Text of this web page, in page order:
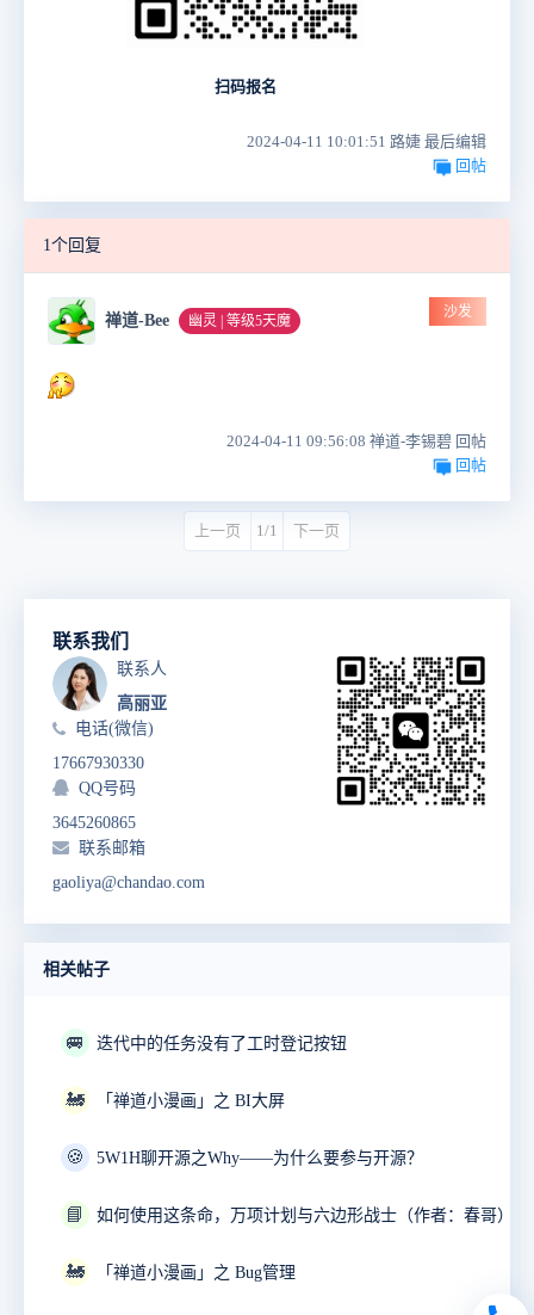
扫码报名
2024-04-11 10:01:51 路婕 最后编辑
回帖
1个回复
禅道-Bee 幽灵 | 等级5天魔
沙发
2024-04-11 09:56:08 禅道-李锡碧 回帖
回帖
上一页 1/1 下一页
联系我们
联系人
高丽亚
电话(微信)
17667930330
QQ号码
3645260865
联系邮箱
gaoliya@chandao.com
相关帖子
🚐 迭代中的任务没有了工时登记按钮
🚂 「禅道小漫画」之 BI大屏
🍪 5W1H聊开源之Why——为什么要参与开源？
📘 如何使用这条命，万项计划与六边形战士（作者：春哥）
🚂 「禅道小漫画」之 Bug管理